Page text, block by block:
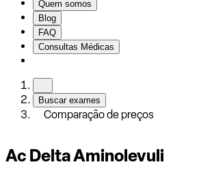
Quem somos
Blog
FAQ
Consultas Médicas
Buscar exames
Comparação de preços
Ac Delta Aminolevuli